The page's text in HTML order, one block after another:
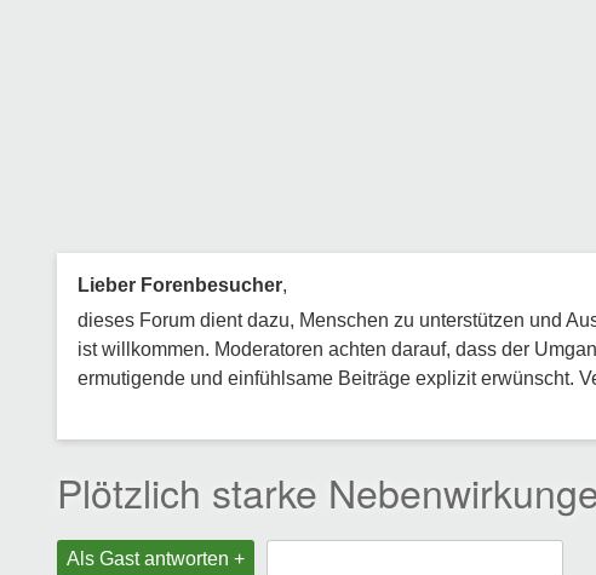
Lieber Forenbesucher,
dieses Forum dient dazu, Menschen zu unterstützen und
ist willkommen. Moderatoren achten darauf, dass der
ermutigende und einfühlsame Beiträge explizit erwünscht.
Plötzlich starke
Als Gast antworten +